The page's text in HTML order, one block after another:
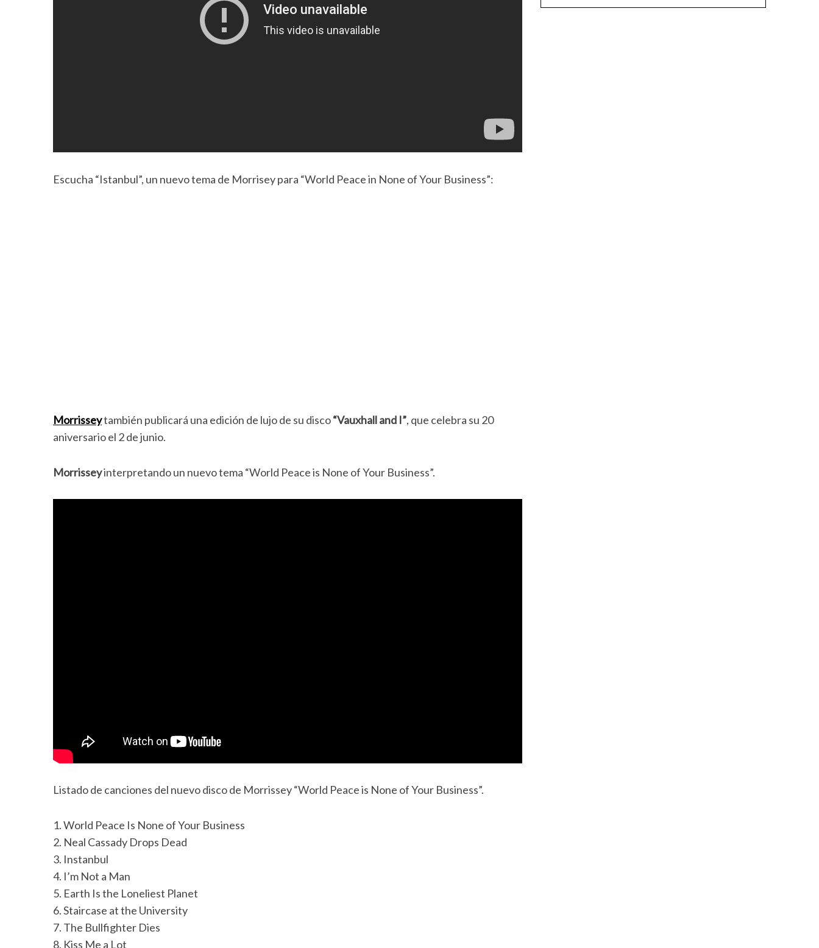
Escucha “Istanbul”, un nuevo tema de Morrisey para “World Peace in None of Your Business”:
Morrisseytambién publicará una edición de lujo de su disco“Vauxhall and I”, que celebra su 20
aniversario el 2 de junio.
Morrisseyinterpretando un nuevo tema “World Peace is None of Your Business”.
Listado de canciones del nuevo disco de Morrissey “World Peace is None of Your Business”.
1. World Peace Is None of Your Business
2. Neal Cassady Drops Dead
3. Instanbul
4. I’m Not a Man
5. Earth Is the Loneliest Planet
6. Staircase at the University
7. The Bullfighter Dies
8. Kiss Me a Lot